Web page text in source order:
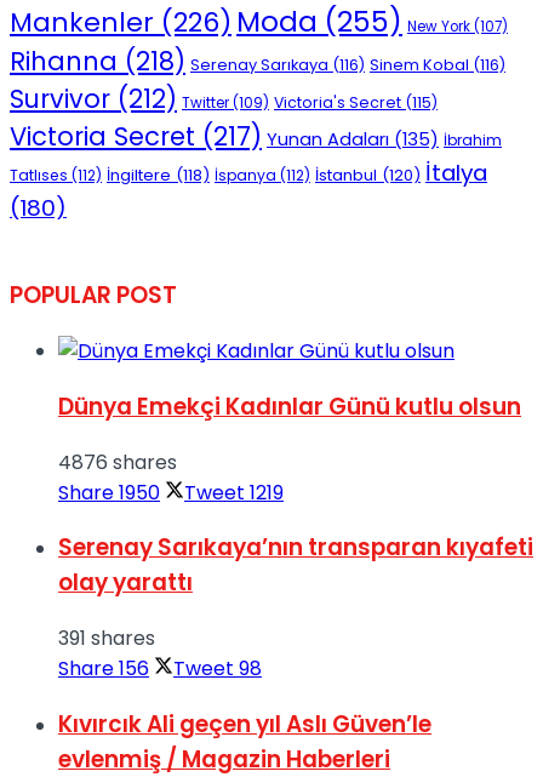
Mankenler (226) Moda (255) New York(107)
Rihanna (218) Serenay Sarıkaya (116) Sinem Kobal (116)
Survivor (212) Twitter(109) Victoria's Secret (115)
Victoria Secret (217) Yunan Adaları (135) İbrahim
Tatlıses (112) İngiltere (118) İspanya (112) İstanbul (120) İtalya
(180)
POPULAR POST
Dünya Emekçi Kadınlar Günü kutlu olsun
4876 shares
Share1950 Tweet 1219
Serenay Sarıkaya’nın transparan kıyafeti
olay yarattı
391 shares
Share156 Tweet 98
Kıvırcık Ali geçen yıl Aslı Güven’le
evlenmiş / Magazin Haberleri